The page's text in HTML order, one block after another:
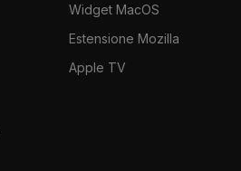
Widget MacOS
Estensione Mozilla
Apple TV